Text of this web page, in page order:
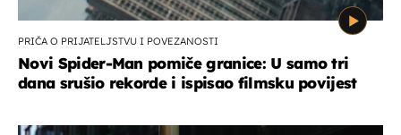
PRIČA O PRIJATELJSTVU I POVEZANOSTI
Novi Spider-Man pomiče granice: U samo tri
dana srušio rekorde i ispisao filmsku povijest